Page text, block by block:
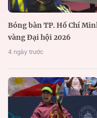
Bóng bàn TP. Hồ Chí
vàng Đại hội 2026
4 ngày trước